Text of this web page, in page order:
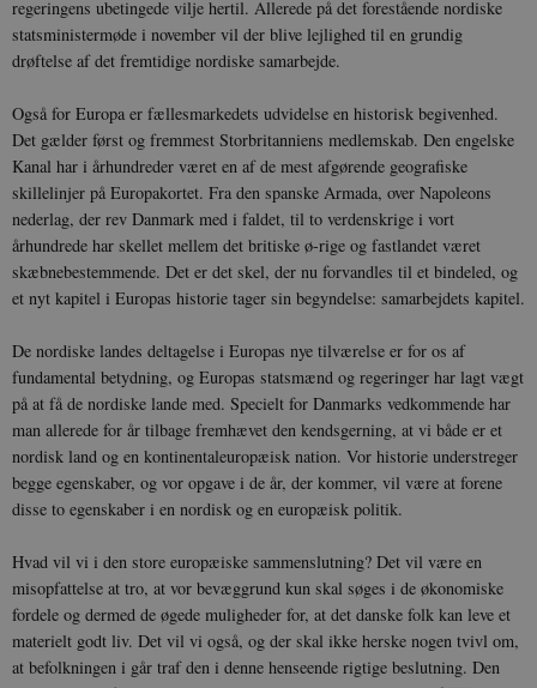
regeringens ubetingede vilje hertil. Allerede på det forestående nordiske
statsministermøde i november vil der blive lejlighed til en grundig
drøftelse af det fremtidige nordiske samarbejde.
Også for Europa er fællesmarkedets udvidelse en historisk begivenhed.
Det gælder først og fremmest Storbritanniens medlemskab. Den engelske
Kanal har i århundreder været en af de mest afgørende geografiske
skillelinjer på Europakortet. Fra den spanske Armada, over Napoleons
nederlag, der rev Danmark med i faldet, til to verdenskrige i vort
århundrede har skellet mellem det britiske ø-rige og fastlandet været
skæbnebestemmende. Det er det skel, der nu forvandles til et bindeled, og
et nyt kapitel i Europas historie tager sin begyndelse: samarbejdets kapitel.
De nordiske landes deltagelse i Europas nye tilværelse er for os af
fundamental betydning, og Europas statsmænd og regeringer har lagt vægt
på at få de nordiske lande med. Specielt for Danmarks vedkommende har
man allerede for år tilbage fremhævet den kendsgerning, at vi både er et
nordisk land og en kontinentaleuropæisk nation. Vor historie understreger
begge egenskaber, og vor opgave i de år, der kommer, vil være at forene
disse to egenskaber i en nordisk og en europæisk politik.
Hvad vil vi i den store europæiske sammenslutning? Det vil være en
misopfattelse at tro, at vor bevæggrund kun skal søges i de økonomiske
fordele og dermed de øgede muligheder for, at det danske folk kan leve et
materielt godt liv. Det vil vi også, og der skal ikke herske nogen tvivl om,
at befolkningen i går traf den i denne henseende rigtige beslutning. Den